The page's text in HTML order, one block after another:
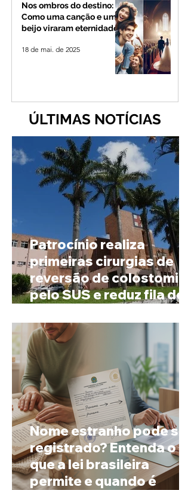
Nos ombros do destino:
Como uma canção e um
beijo viraram eternidade
18 de mai. de 2025
ÚLTIMAS NOTÍCIAS
Patrocínio realiza
primeiras cirurgias de
reversão de colostomia
pelo SUS e reduz fila de
Nome estranho pode ser
registrado? Entenda o
que a lei brasileira
permite e quando é